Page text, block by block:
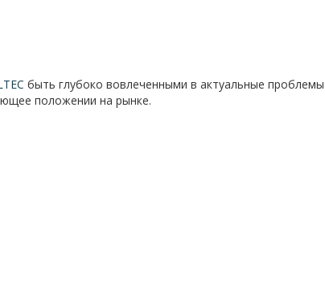
быть глубоко вовлеченными в актуальные
положении на рынке.